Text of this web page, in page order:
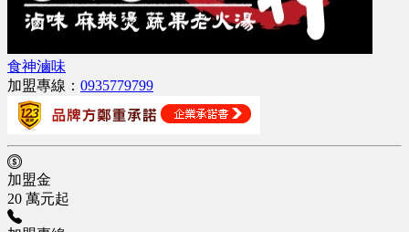
食神滷味
加盟專線： 0935779799
加盟金
20 萬元起